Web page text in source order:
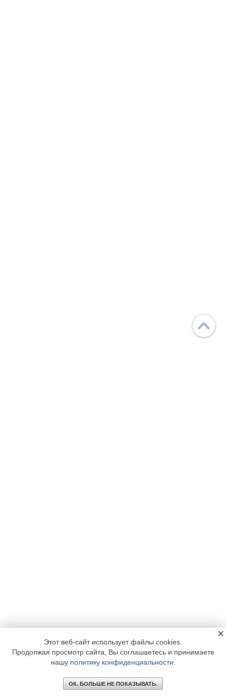
Этот веб-сайт использует файлы cookies.
Продолжая просмотр сайта, Вы соглашаетесь и принимаете
нашу политику конфиденциальности
ОК. БОЛЬШЕ НЕ ПОКАЗЫВАТЬ.
×